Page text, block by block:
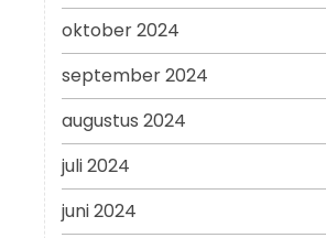
oktober 2024
september 2024
augustus 2024
juli 2024
juni 2024